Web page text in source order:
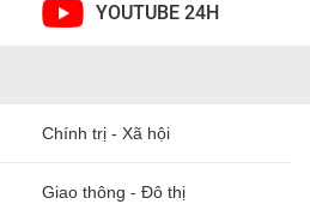
YOUTUBE 24H
Chính trị - Xã hội
Giao thông - Đô thị